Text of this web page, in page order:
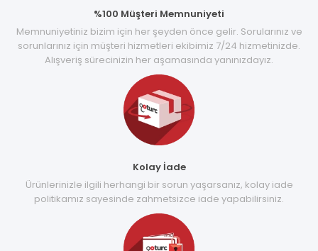
%100 Müşteri Memnuniyeti
Memnuniyetiniz bizim için her şeyden önce gelir. Sorularınız ve
sorunlarınız için müşteri hizmetleri ekibimiz 7/24 hizmetinizde.
Alışveriş sürecinizin her aşamasında yanınızdayız.
Kolay İade
Ürünlerinizle ilgili herhangi bir sorun yaşarsanız, kolay iade
politikamız sayesinde zahmetsizce iade yapabilirsiniz.